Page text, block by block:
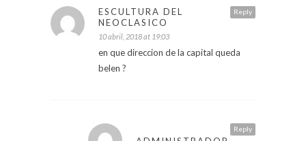
Reply
ESCULTURA DEL
NEOCLASICO
10 abril, 2018 at 19:03
en que direccion de la capital queda
belen ?
Reply